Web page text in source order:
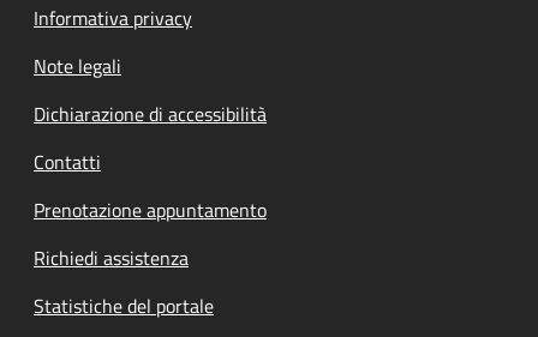
Informativa privacy
Note legali
Dichiarazione di accessibilità
Contatti
Prenotazione appuntamento
Richiedi assistenza
Statistiche del portale